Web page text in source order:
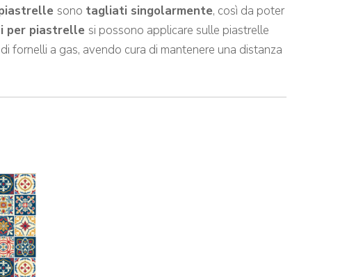
sono tagliati singolarmente, così da poter
per piastrelle si possono applicare sulle piastrelle
fornelli a gas, avendo cura di mantenere una distanza